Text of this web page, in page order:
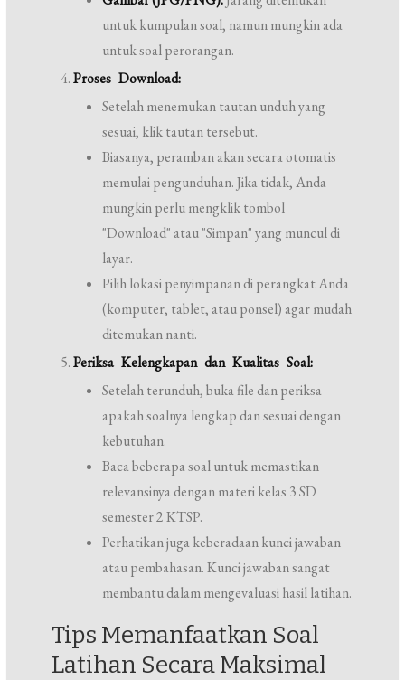
untuk kumpulan soal, namun mungkin ada
untuk soal perorangan.
Proses Download:
Setelah menemukan tautan unduh yang
sesuai, klik tautan tersebut.
Biasanya, peramban akan secara otomatis
memulai pengunduhan. Jika tidak, Anda
mungkin perlu mengklik tombol
"Download" atau "Simpan" yang muncul di
layar.
Pilih lokasi penyimpanan di perangkat Anda
(komputer, tablet, atau ponsel) agar mudah
ditemukan nanti.
Periksa Kelengkapan dan Kualitas Soal:
Setelah terunduh, buka file dan periksa
apakah soalnya lengkap dan sesuai dengan
kebutuhan.
Baca beberapa soal untuk memastikan
relevansinya dengan materi kelas 3 SD
semester 2 KTSP.
Perhatikan juga keberadaan kunci jawaban
atau pembahasan. Kunci jawaban sangat
membantu dalam mengevaluasi hasil latihan.
Tips Memanfaatkan Soal
Latihan Secara Maksimal